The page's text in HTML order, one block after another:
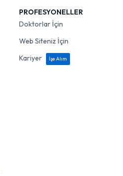
PROFESYONELLER
Doktorlar İçin
Web Siteniz İçin
Kariyer
İşe Alım